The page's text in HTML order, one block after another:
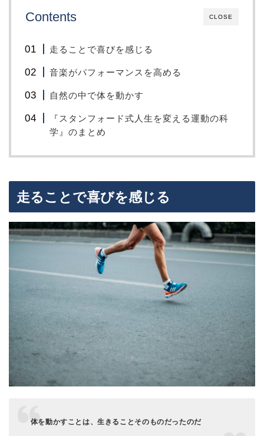
CLOSE
Contents
走ることで喜びを感じる
音楽がパフォーマンスを高める
自然の中で体を動かす
『スタンフォード式人生を変える運動の科
学』のまとめ
走ることで喜びを感じる
体を動かすことは、生きることそのものだったのだ